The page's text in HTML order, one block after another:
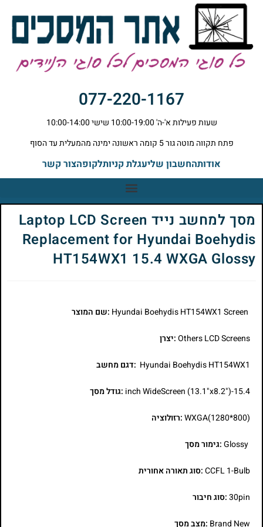
077-220-1167
שעות פעילות א'-ה' 10:00-19:00 שישי 10:00-14:00
פתח תקווה מוטה גור 5 קומה ראשונה ימינה מהמעלית עד הסוף
אודותהחשבון שליעגלת קניותלקופהצור קשר
מסך למחשב נייד Laptop LCD Screen
Replacement for Hyundai Boehydis
HT154WX1 15.4 WXGA Glossy
:שם המוצר
Others LCD Screens:יצרן
Hyundai Boehydis HT154WX1 :דגם מחשב
15.4-inch WideScreen (13.1"x8.2") :גודל מסך
WXGA(1280*800):רזולוציה
Glossy:גימור מסך
CCFL 1-Bulb:סוג תאורה אחורית
30pin:סוג חיבור
Brand New :מצב מסך